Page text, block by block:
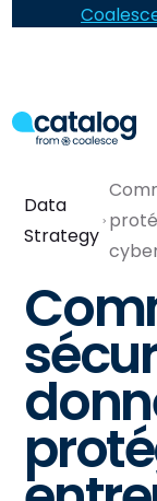
Data
Strategy